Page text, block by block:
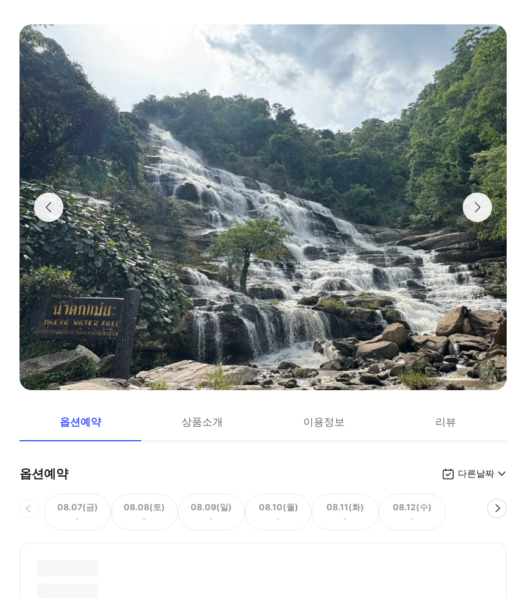
옵션예약 상품소개 이용정보 리뷰
옵션예약 다른날짜
08.07(금)
-
08.08(토)
-
08.09(일)
-
08.10(월)
-
08.11(화)
-
08.12(수)
-